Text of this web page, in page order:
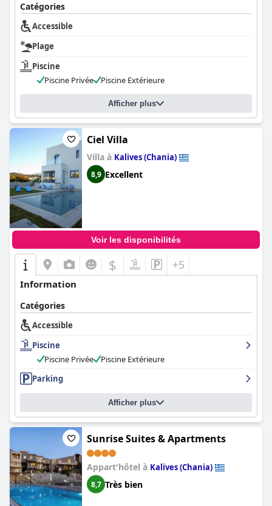
Catégories
Accessible
Plage
Piscine
Piscine Privée
Piscine Extérieure
Afficher plus
Ciel Villa
Villa à Kalives (Chania)
8,9 Excellent
Voir les disponibilités
$ +5
Information
Catégories
Accessible
Piscine
Piscine Privée
Piscine Extérieure
Parking
Afficher plus
Sunrise Suites & Apartments
Appart'hôtel à Kalives (Chania)
8,7 Très bien